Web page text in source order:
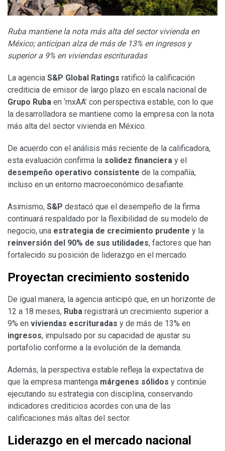
Ruba mantiene la nota más alta del sector vivienda en
México; anticipan alza de más de 13% en ingresos y
superior a 9% en viviendas escrituradas
La agencia S&P Global Ratings ratificó la calificación
crediticia de emisor de largo plazo en escala nacional de
Grupo Ruba en ‘mxAA’ con perspectiva estable, con lo que
la desarrolladora se mantiene como la empresa con la nota
más alta del sector vivienda en México.
De acuerdo con el análisis más reciente de la calificadora,
esta evaluación confirma la solidez financiera y el
desempeño operativo consistente de la compañía,
incluso en un entorno macroeconómico desafiante.
Asimismo, S&P destacó que el desempeño de la firma
continuará respaldado por la flexibilidad de su modelo de
negocio, una estrategia de crecimiento prudente y la
reinversión del 90% de sus utilidades, factores que han
fortalecido su posición de liderazgo en el mercado.
Proyectan crecimiento sostenido
De igual manera, la agencia anticipó que, en un horizonte de
12 a 18 meses, Ruba registrará un crecimiento superior a
9% en viviendas escrituradas y de más de 13% en
ingresos, impulsado por su capacidad de ajustar su
portafolio conforme a la evolución de la demanda.
Además, la perspectiva estable refleja la expectativa de
que la empresa mantenga márgenes sólidos y continúe
ejecutando su estrategia con disciplina, conservando
indicadores crediticios acordes con una de las
calificaciones más altas del sector.
Liderazgo en el mercado nacional